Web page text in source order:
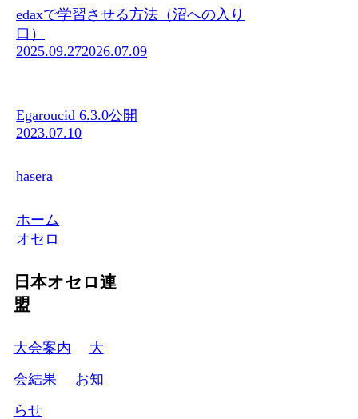
edaxで学習させる方法（沼への入り
口）
2025.09.272026.07.09
Egaroucid 6.3.0公開
2023.07.10
hasera
ホーム
オセロ
日本オセロ連
盟
大会案内
大
会結果
お知
らせ